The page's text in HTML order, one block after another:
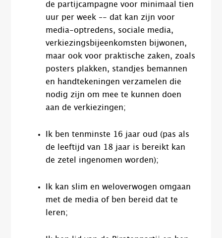
de partijcampagne voor minimaal tien
uur per week –- dat kan zijn voor
media-optredens, sociale media,
verkiezingsbijeenkomsten bijwonen,
maar ook voor praktische zaken, zoals
posters plakken, standjes bemannen
en handtekeningen verzamelen die
nodig zijn om mee te kunnen doen
aan de verkiezingen;
Ik ben tenminste 16 jaar oud (pas als
de leeftijd van 18 jaar is bereikt kan
de zetel ingenomen worden);
Ik kan slim en weloverwogen omgaan
met de media of ben bereid dat te
leren;